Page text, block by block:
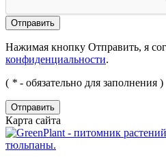
Нажимая кнопку Отправить, я
конфиденциальности.
( * - обязательно для заполнения )
Отправить
Карта сайта